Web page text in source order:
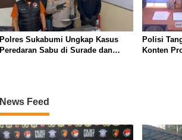
Polres Sukabumi Ungkap Kasus
Peredaran Sabu di Surade dan
Polisi
Konten
News Feed